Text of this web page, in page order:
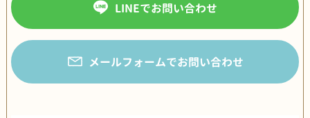
LINEでお問い合わせ
メールフォームでお問い合わせ